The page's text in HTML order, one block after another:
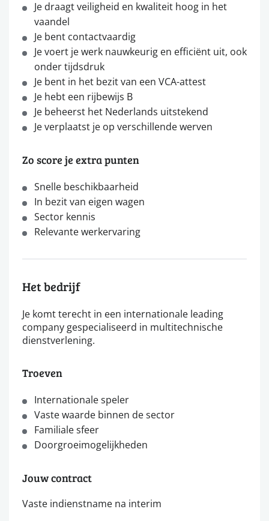
Je draagt veiligheid en kwaliteit hoog in het
vaandel
Je bent contactvaardig
Je voert je werk nauwkeurig en efficiënt uit, ook
onder tijdsdruk
Je bent in het bezit van een VCA-attest
Je hebt een rijbewijs B
Je beheerst het Nederlands uitstekend
Je verplaatst je op verschillende werven
Zo score je extra punten
Snelle beschikbaarheid
In bezit van eigen wagen
Sector kennis
Relevante werkervaring
Het bedrijf
Je komt terecht in een internationale leading
company gespecialiseerd in multitechnische
dienstverlening.
Troeven
Internationale speler
Vaste waarde binnen de sector
Familiale sfeer
Doorgroeimogelijkheden
Jouw contract
Vaste indienstname na interim